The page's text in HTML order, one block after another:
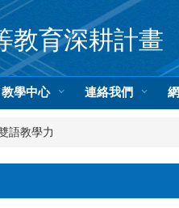
教育深耕計畫
教學中心 連絡我們
語教學力